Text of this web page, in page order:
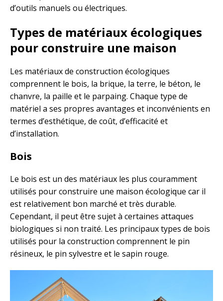
d’outils manuels ou électriques.
Types de matériaux écologiques
pour construire une maison
Les matériaux de construction écologiques
comprennent le bois, la brique, la terre, le béton, le
chanvre, la paille et le parpaing. Chaque type de
matériel a ses propres avantages et inconvénients en
termes d’esthétique, de coût, d’efficacité et
d’installation.
Bois
Le bois est un des matériaux les plus couramment
utilisés pour construire une maison écologique car il
est relativement bon marché et très durable.
Cependant, il peut être sujet à certaines attaques
biologiques si non traité. Les principaux types de bois
utilisés pour la construction comprennent le pin
résineux, le pin sylvestre et le sapin rouge.